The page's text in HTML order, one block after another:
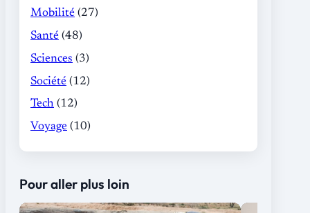
Mobilité (27)
Santé (48)
Sciences (3)
Société (12)
Tech (12)
Voyage (10)
Pour aller plus loin